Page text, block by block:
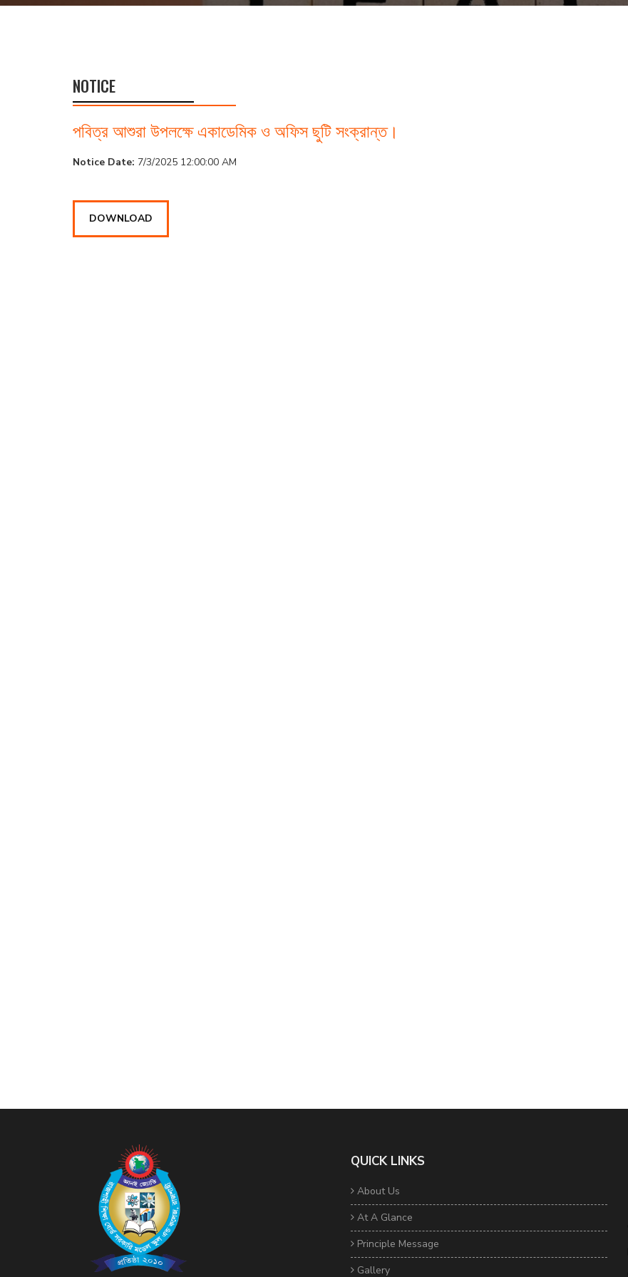
NOTICE
পবিত্র আশুরা উপলক্ষে একাডেমিক ও অফিস ছুটি সংক্রান্ত।
Notice Date: 7/3/2025 12:00:00 AM
DOWNLOAD
QUICK LINKS
About Us
At A Glance
Principle Message
Gallery